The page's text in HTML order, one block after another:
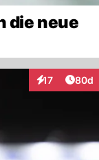
die neue
17
Interaktionen
80d